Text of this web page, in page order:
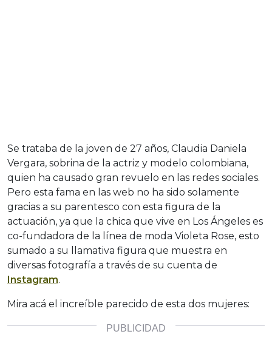
Se trataba de la joven de 27 años, Claudia Daniela
Vergara, sobrina de la actriz y modelo colombiana,
quien ha causado gran revuelo en las redes sociales.
Pero esta fama en las web no ha sido solamente
gracias a su parentesco con esta figura de la
actuación, ya que la chica que vive en Los Ángeles es
co-fundadora de la línea de moda Violeta Rose, esto
sumado a su llamativa figura que muestra en
diversas fotografía a través de su cuenta de
Instagram.
Mira acá el increíble parecido de esta dos mujeres: